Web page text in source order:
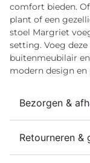
comfort bieden.
plant of een
stoel Margriet
setting. Voeg
buitenmeubilair
modern design
Bezorgen &
Retourneren &